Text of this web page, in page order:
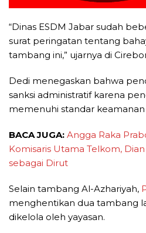
“Dinas ESDM Jabar sudah
surat peringatan tentang
tambang ini,” ujarnya di
Dedi menegaskan bahwa
sanksi administratif karena
memenuhi standar keamanan
BACA JUGA: Angga Raka
Komisaris Utama Telkom,
sebagai Dirut
Selain tambang Al-Azhariyah,
menghentikan dua tambang
dikelola oleh yayasan.